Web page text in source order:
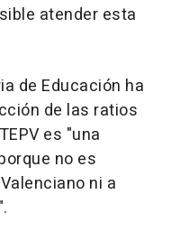
atender esta
de Educación ha
de las ratios
es "una
no es
ni a